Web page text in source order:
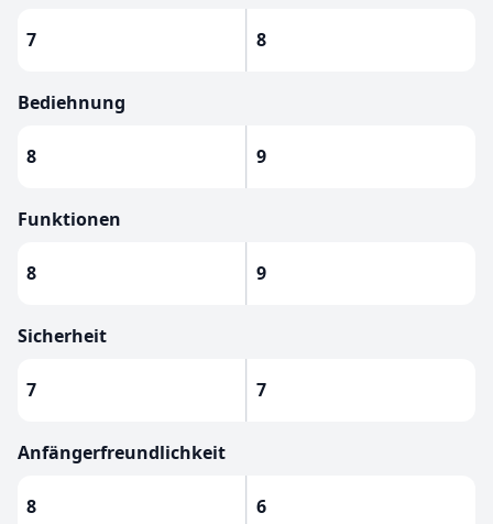
7 8
Bediehnung
8 9
Funktionen
8 9
Sicherheit
7 7
Anfängerfreundlichkeit
8 6